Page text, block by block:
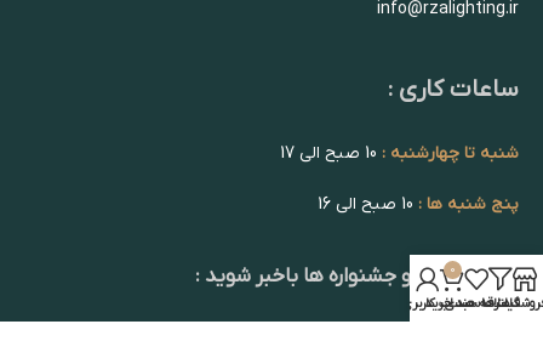
info@rzalighting.ir
ساعات کاری :
شنبه تا چهارشنبه :
پنج شنبه ها :
از تخفیف ها و جشنواره ها باخبر شوید :
فیلترها
علاقه مندی
0
سبد خرید
حساب کاربری من